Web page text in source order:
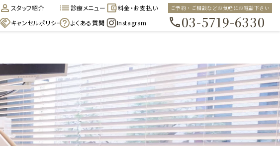
スタッフ紹介 診療メニュー
料金・お支払い
キャンセルポリシー よくある質問 Instagram
ご予約・ご相談などお気軽にお電話下さい
03-5719-6330